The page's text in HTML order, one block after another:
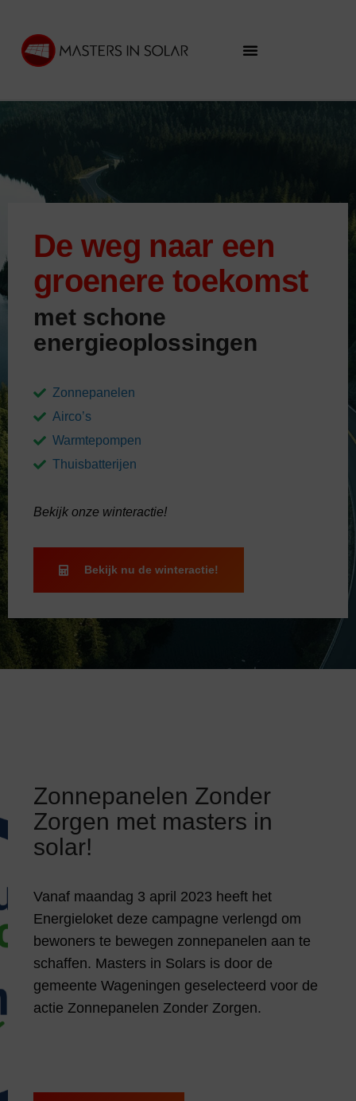
De weg naar een
groenere toekomst
met schone
energieoplossingen
Zonnepanelen
Airco’s
Warmtepompen
Thuisbatterijen
Bekijk onze winteractie!
Bekijk nu de winteractie!
Zonnepanelen Zonder
Zorgen met masters in
solar!
Vanaf maandag 3 april 2023 heeft het
Energieloket deze campagne verlengd om
bewoners te bewegen zonnepanelen aan te
schaffen. Masters in Solars is door de
gemeente Wageningen geselecteerd voor de
actie Zonnepanelen Zonder Zorgen.